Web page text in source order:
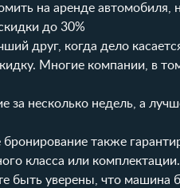
на аренде автомобиля,
до 30%
друг, когда дело
Многие компании, в
за несколько недель, а
бронирование также
класса или комплектации.
быть уверены, что машина